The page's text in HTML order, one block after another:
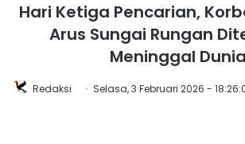
Hari Ketiga Pencarian,
Arus Sungai Rungan
Meninggal Dunia
Redaksi Selasa, 3 Februari 2026 -